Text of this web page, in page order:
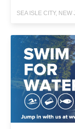
SEA ISLE CITY, NEW